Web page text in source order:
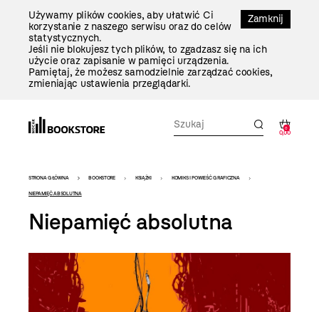
Zamknij
Używamy plików cookies, aby ułatwić Ci
korzystanie z naszego serwisu oraz do celów
statystycznych.
Jeśli nie blokujesz tych plików, to zgadzasz się na ich
użycie oraz zapisanie w pamięci urządzenia.
Pamiętaj, że możesz samodzielnie zarządzać cookies,
zmieniając ustawienia przeglądarki.
0
0,00
Bookstore
-
szablon
STRONA GŁÓWNA BOOKSTORE KSIĄŻKI KOMIKS I POWIEŚĆ GRAFICZNA
NIEPAMIĘĆ ABSOLUTNA
Niepamięć absolutna